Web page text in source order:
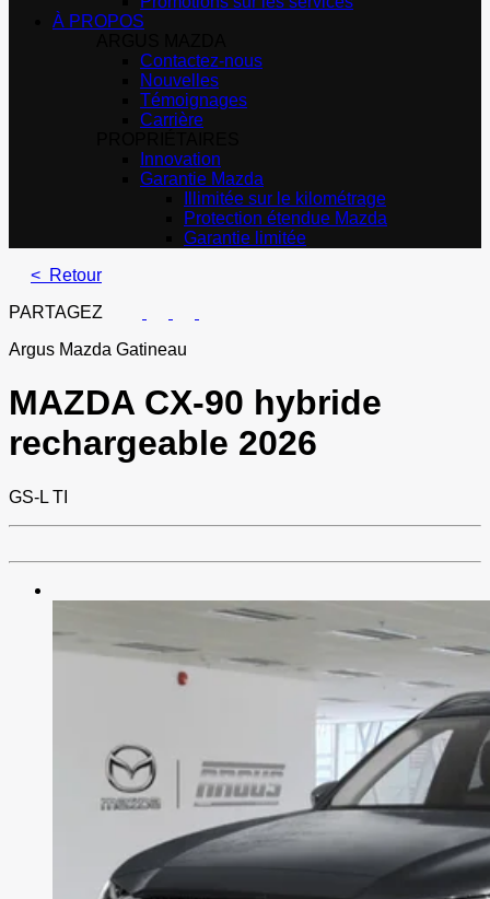
À PROPOS
Contactez-nous
Nouvelles
Témoignages
Carrière
Innovation
Garantie Mazda
Illimitée sur le kilométrage
Protection étendue Mazda
Garantie limitée
< Retour
PARTAGEZ
Argus Mazda Gatineau
MAZDACX-90 hybride
rechargeable 2026
GS-L TI